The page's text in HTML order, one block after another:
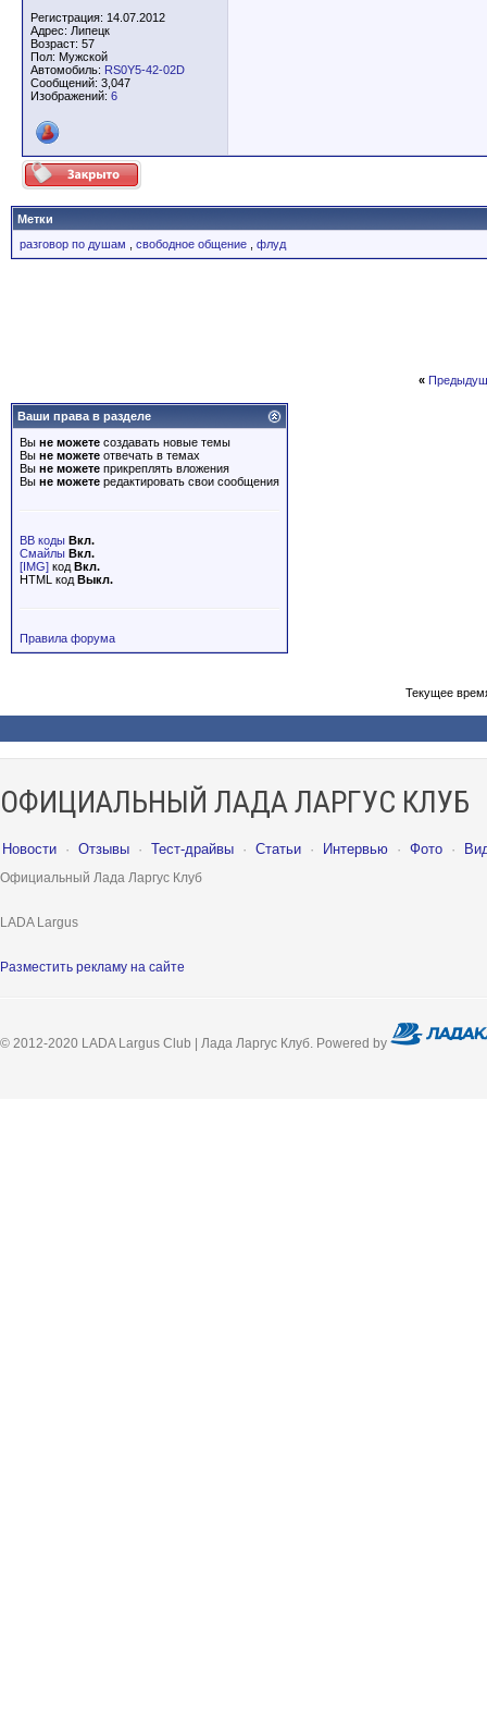
Регистрация: 14.07.2012
Адрес: Липецк
Возраст: 57
Пол: Мужской
Автомобиль: RS0Y5-42-02D
Сообщений: 3,047
Изображений: 6
Метки
разговор по душам
свободное общение флуд
«
Ваши права в разделе
Вы не можете создавать новые темы
Вы не можете отвечать в темах
Вы не можете прикреплять вложения
Вы не можете редактировать свои сообщения
BB коды Вкл.
Смайлы Вкл.
[IMG] код Вкл.
HTML код Выкл.
Правила форума
Текущее
ОФИЦИАЛЬНЫЙ ЛАДА ЛАРГУС КЛУБ
Новости · Отзывы · Тест-драйвы · Статьи · Интервью · Фото ·
Официальный Лада Ларгус Клуб
LADA Largus
Разместить рекламу на сайте
© 2012-2020 LADA Largus Club | Лада Ларгус Клуб. Powered by